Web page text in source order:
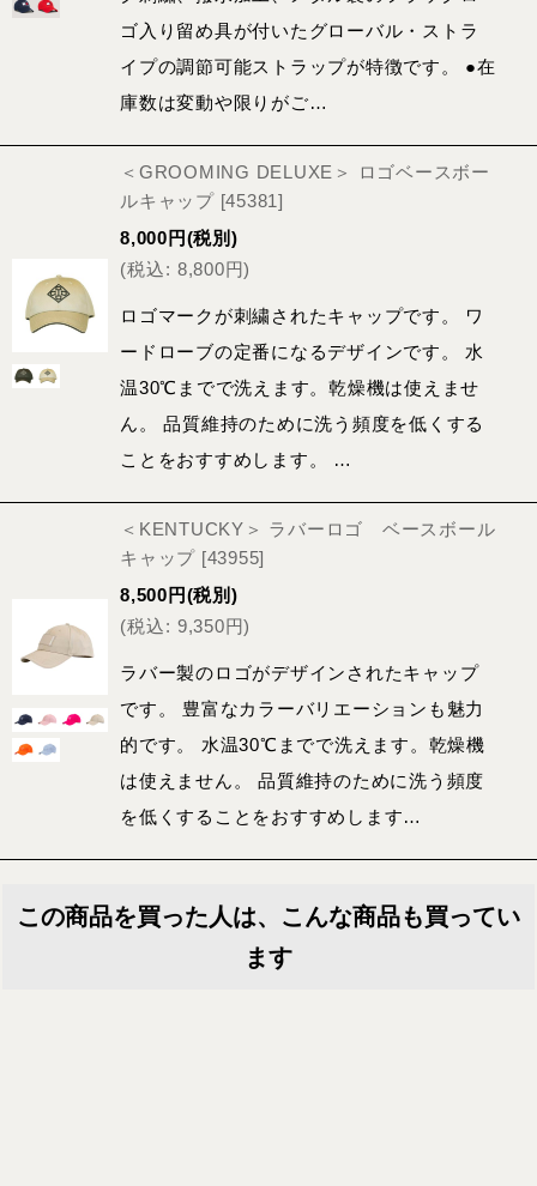
ゴ入り留め具が付いたグローバル・ストラ
イプの調節可能ストラップが特徴です。 ●在
庫数は変動や限りがご…
＜GROOMING DELUXE＞ ロゴベースボー
ルキャップ [45381]
8,000 円(税別)
(税込: 8,800円)
ロゴマークが刺繍されたキャップです。 ワ
ードローブの定番になるデザインです。 水
温30℃までで洗えます。乾燥機は使えませ
ん。 品質維持のために洗う頻度を低くする
ことをおすすめします。 …
＜KENTUCKY＞ ラバーロゴ ベースボール
キャップ [43955]
8,500 円(税別)
(税込: 9,350円)
ラバー製のロゴがデザインされたキャップ
です。 豊富なカラーバリエーションも魅力
的です。 水温30℃までで洗えます。乾燥機
は使えません。 品質維持のために洗う頻度
を低くすることをおすすめします…
この商品を買った人は、こんな商品も買ってい
ます